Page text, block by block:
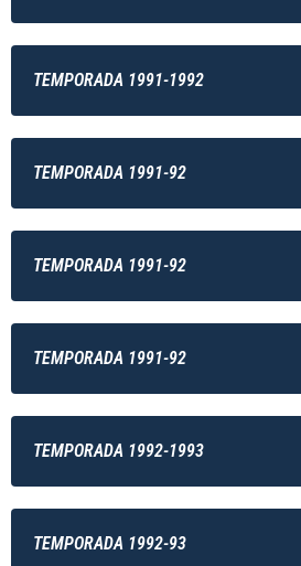
TEMPORADA 1991-1992
TEMPORADA 1991-92
TEMPORADA 1991-92
TEMPORADA 1991-92
TEMPORADA 1992-1993
TEMPORADA 1992-93